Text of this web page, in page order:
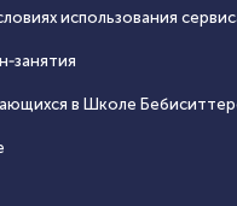
использования
в Школе